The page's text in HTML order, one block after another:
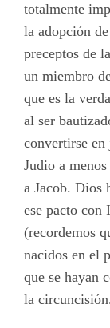
totalmente
la adopción
preceptos de
un miembro
que es la
al ser
convertirse en
Judio a
a Jacob. Dios
ese pacto con
(recordemos
nacidos en el
que se hayan
la